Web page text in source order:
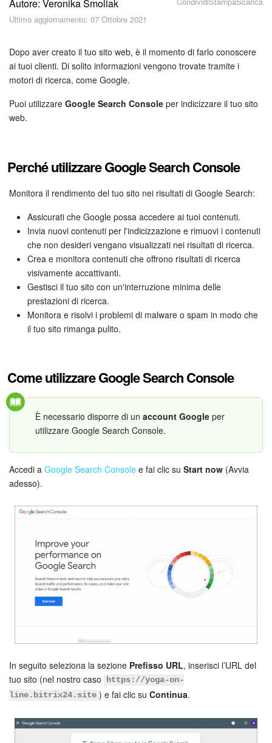
Piani e pagamento
Come iniziare?
Calendario
Bitrix24 Drive
Webmail
Gruppi di lavoro
Incarichi e progetti
Prenotazione online
Contact Center
Sales Center
Analisi CRM
Generatore BI
Bitrix24 Market
Siti e store
Dipendenti
Knowledge base
Firma elettronica
Autore: Veronika Smoliak
Ultimo aggiornamento: 07 Ottobre 2021
Dopo aver creato il tuo sito web, è il momento di farlo conoscere
ai tuoi clienti. Di solito informazioni vengono trovate tramite i
motori di ricerca, come Google.
Puoi utilizzare Google Search Console per indicizzare il tuo sito
web.
Perché utilizzare Google Search Console
Monitora il rendimento del tuo sito nei risultati di Google Search:
Assicurati che Google possa accedere ai tuoi contenuti.
Invia nuovi contenuti per l'indicizzazione e rimuovi i contenuti
che non desideri vengano visualizzati nei risultati di ricerca.
Crea e monitora contenuti che offrono risultati di ricerca
visivamente accattivanti.
Gestisci il tuo sito con un'interruzione minima delle
prestazioni di ricerca.
Monitora e risolvi i problemi di malware o spam in modo che
il tuo sito rimanga pulito.
Come utilizzare Google Search Console
È necessario disporre di un account Google per
utilizzare Google Search Console.
Accedi a Google Search Console e fai clic su Start now (Avvia
adesso).
In seguito seleziona la sezione Prefisso URL, inserisci l’URL del
tuo sito (nel nostro caso
https://yoga-on-
line.bitrix24.site ) e fai clic suContinua.